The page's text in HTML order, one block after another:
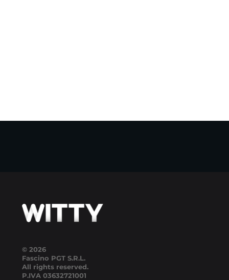
© 2026
Fascino PGT S.R.L.
All rights reserved.
P.IVA 03632721001